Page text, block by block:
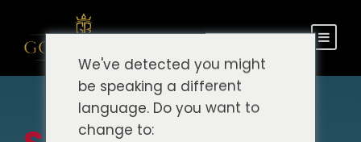
We've detected you might
be speaking a different
language. Do you want to
change to: